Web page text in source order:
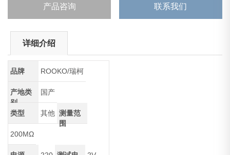
产品咨询 联系我们
详细介绍
品牌 ROOKO/瑞柯
产地类
别
国产
类型 其他 测量范
围
200MΩ